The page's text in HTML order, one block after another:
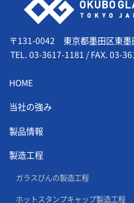
〒131-0042 東京都墨田区東墨
TEL. 03-3617-1181 / FAX. 03-
HOME
当社の強み
製品情報
製造工程
ガラスびんの製造工程
ホットスタンプキャップ製造工程